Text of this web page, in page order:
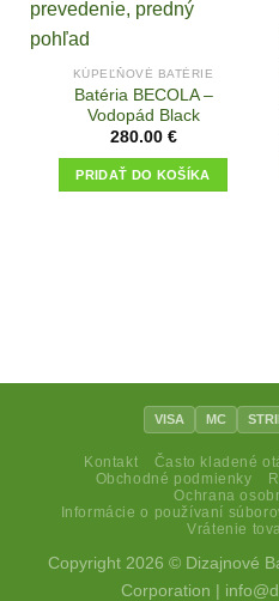
KÚPEĽŇOVÉ BATÉRIE
Batéria BECOLA –
Vodopád Black
280.00 €
PRIDAŤ DO KOŠÍKA
VISA MC
Kontakt Často kladené
Obchodné podmienky
Ochrana
Informácie o používaní
Vrátenie
Copyright 2026 © Dizajnové
Corporation |